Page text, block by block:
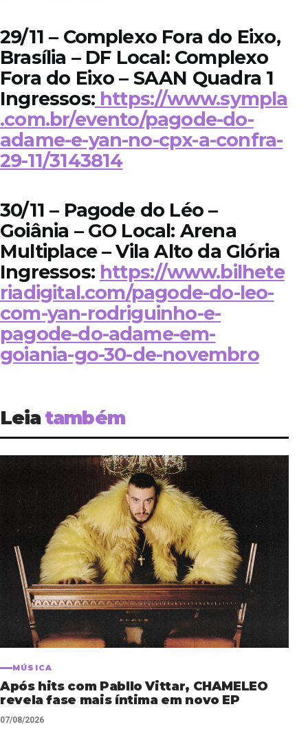
29/11 – Complexo Fora do Eixo,
Brasília – DF Local: Complexo
Fora do Eixo – SAAN Quadra 1
Ingressos:https://www.sympla
.com.br/evento/pagode-do-
adame-e-yan-no-cpx-a-confra-
29-11/3143814
30/11 – Pagode do Léo –
Goiânia – GO Local: Arena
Multiplace – Vila Alto da Glória
Ingressos: https://www.bilhete
riadigital.com/pagode-do-leo-
com-yan-rodriguinho-e-
pagode-do-adame-em-
goiania-go-30-de-novembro
Leiatambém
MÚSICA
Após hits com Pabllo Vittar, CHAMELEO
revela fase mais íntima em novo EP
07/08/2026